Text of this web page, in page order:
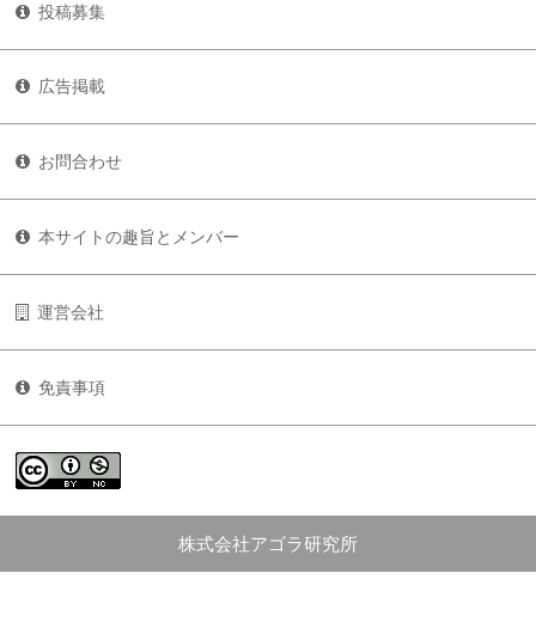
投稿募集
広告掲載
お問合わせ
本サイトの趣旨とメンバー
運営会社
免責事項
株式会社アゴラ研究所